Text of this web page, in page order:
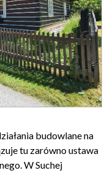
budowlane na
tu zarówno ustawa
W Suchej